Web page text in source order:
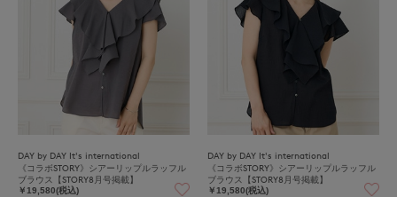
DAY by DAY It's international
《コラボSTORY》シアーリップルラッフル
ブラウス【STORY8月号掲載】
￥19,580(税込)
DAY by DAY It's international
《コラボSTORY》シアーリップルラッフル
ブラウス【STORY8月号掲載】
￥19,580(税込)